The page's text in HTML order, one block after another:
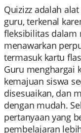
Quizizz adalah
guru, terkenal
fleksibilitas dalam
menawarkan
termasuk kartu
Guru menghargai
kemajuan siswa
disesuaikan, dan
dengan mudah.
pertanyaan yang
pembelajaran